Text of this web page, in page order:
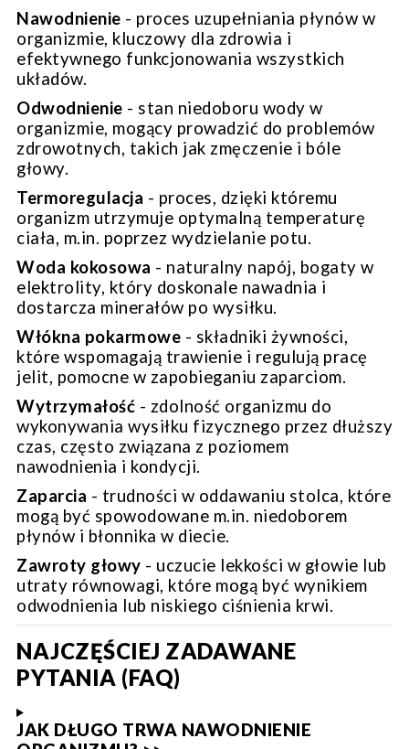
Nawodnienie - proces uzupełniania płynów w
organizmie, kluczowy dla zdrowia i
efektywnego funkcjonowania wszystkich
układów.
Odwodnienie - stan niedoboru wody w
organizmie, mogący prowadzić do problemów
zdrowotnych, takich jak zmęczenie i bóle
głowy.
Termoregulacja - proces, dzięki któremu
organizm utrzymuje optymalną temperaturę
ciała, m.in. poprzez wydzielanie potu.
Woda kokosowa - naturalny napój, bogaty w
elektrolity, który doskonale nawadnia i
dostarcza minerałów po wysiłku.
Włókna pokarmowe - składniki żywności,
które wspomagają trawienie i regulują pracę
jelit, pomocne w zapobieganiu zaparciom.
Wytrzymałość - zdolność organizmu do
wykonywania wysiłku fizycznego przez dłuższy
czas, często związana z poziomem
nawodnienia i kondycji.
Zaparcia - trudności w oddawaniu stolca, które
mogą być spowodowane m.in. niedoborem
płynów i błonnika w diecie.
Zawroty głowy - uczucie lekkości w głowie lub
utraty równowagi, które mogą być wynikiem
odwodnienia lub niskiego ciśnienia krwi.
NAJCZĘŚCIEJ ZADAWANE
PYTANIA (FAQ)
JAK DŁUGO TRWA NAWODNIENIE